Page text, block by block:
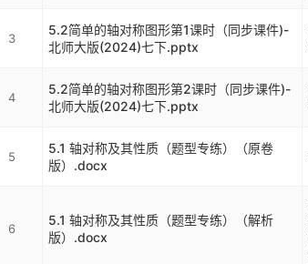
3
5.2简单的轴对称图形第1课时（同步课件)-
北师大版(2024)七下.pptx
4
5.2简单的轴对称图形第2课时（同步课件)-
北师大版(2024)七下.pptx
5
5.1 轴对称及其性质（题型专练）（原卷
版）.docx
6
5.1 轴对称及其性质（题型专练）（解析
版）.docx